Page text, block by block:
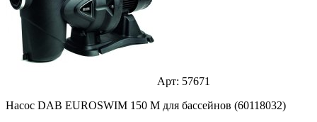
Арт: 57671
Насос DAB EUROSWIM 150 M для бассейнов (60118032)